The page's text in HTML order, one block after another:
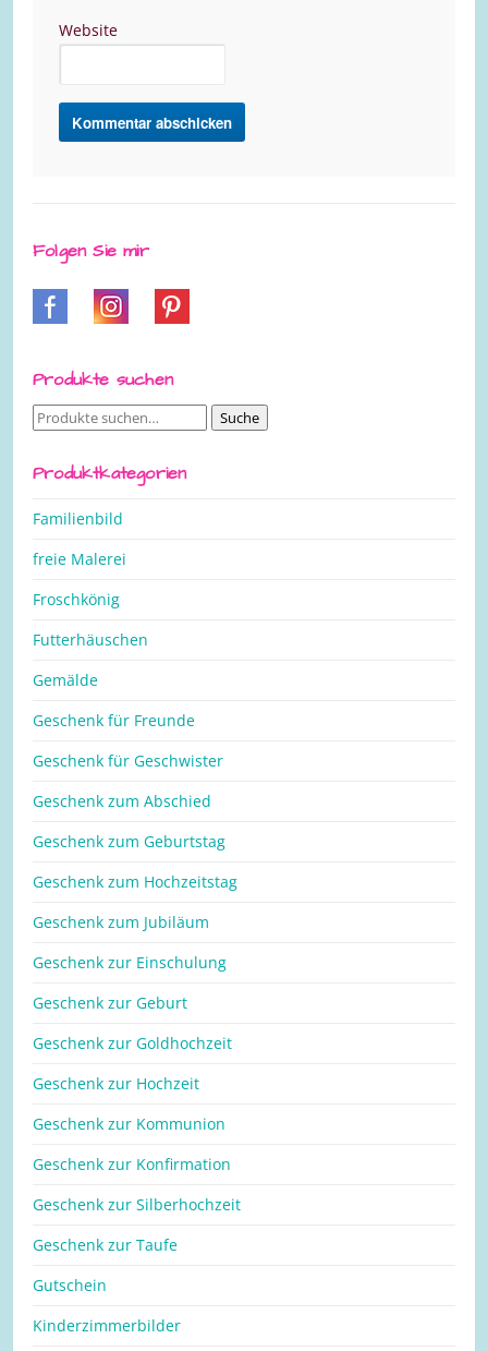
Website
Folgen Sie mir
Produkte suchen
Suche
Suche
Produktkategorien
Familienbild
freie Malerei
Froschkönig
Futterhäuschen
Gemälde
Geschenk für Freunde
Geschenk für Geschwister
Geschenk zum Abschied
Geschenk zum Geburtstag
Geschenk zum Hochzeitstag
Geschenk zum Jubiläum
Geschenk zur Einschulung
Geschenk zur Geburt
Geschenk zur Goldhochzeit
Geschenk zur Hochzeit
Geschenk zur Kommunion
Geschenk zur Konfirmation
Geschenk zur Silberhochzeit
Geschenk zur Taufe
Gutschein
Kinderzimmerbilder